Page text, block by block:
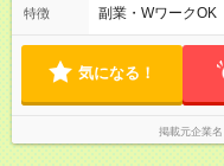
特徴 副業・WワークOK
気になる！
掲載元企業名